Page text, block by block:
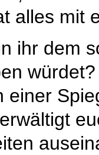
alles mit
ihr dem
einer